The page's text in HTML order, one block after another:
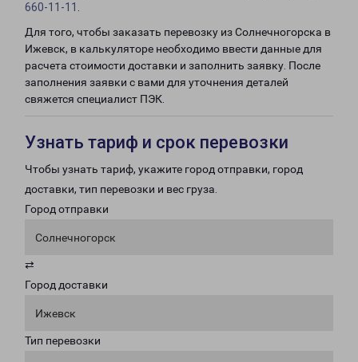
660-11-11
Для того, чтобы заказать перевозку из Солнечногорска в
Ижевск, в калькуляторе необходимо ввести данные для
расчета стоимости доставки и заполнить заявку. После
заполнения заявки с вами для уточнения деталей
свяжется специалист ПЭК.
Узнать тариф и срок перевозки
Чтобы узнать тариф, укажите город отправки, город
доставки, тип перевозки и вес груза.
Город отправки
Солнечногорск
⇄
Город доставки
Ижевск
Тип перевозки